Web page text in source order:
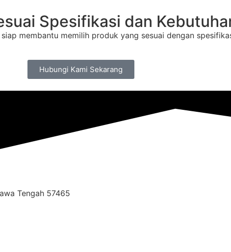
Spesifikasi dan
membantu memilih produk yang sesuai dengan
Hubungi Kami Sekarang
Tengah 57465